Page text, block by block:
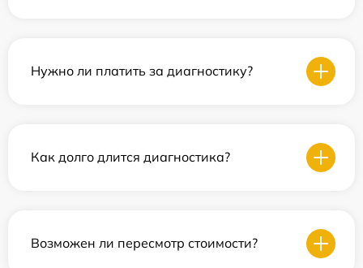
Нужно ли платить за диагностику?
Как долго длится диагностика?
Возможен ли пересмотр стоимости?